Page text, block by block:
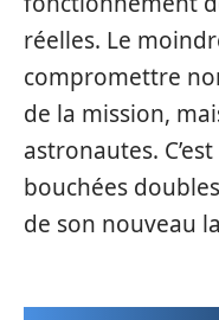
réelles. Le
compromettre
de la mission,
astronautes.
bouchées
de son nouveau